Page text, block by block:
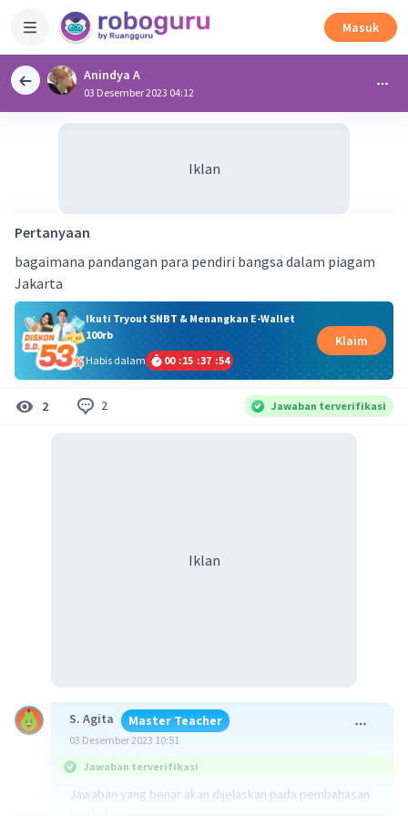
Masuk
Anindya A
03 Desember 2023 04:12
Iklan
Pertanyaan
bagaimana pandangan para pendiri bangsa dalam piagam
Jakarta
Ikuti Tryout SNBT & Menangkan E-Wallet
100rb
Habis dalam
00 :15 :37 :54
Klaim
2 2 Jawaban terverifikasi
Iklan
S. Agita Master Teacher
03 Desember 2023 10:51
Jawaban terverifikasi
Jawaban yang benar akan dijelaskan pada pembahasan